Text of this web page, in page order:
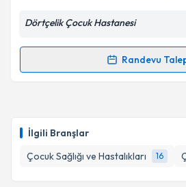
İlgili Branşlar
Çocuk Sağlığı ve Hastalıkları
16
'ni okudum ve kişisel
kapsamda işlenmesini kabul
Dörtçelik Çocuk Hastanesi
Randevu
Randevu Takvimi Talebi
için bir takvim hazırlandığında
bilgilendireceğiz.
E-posta Adresiniz